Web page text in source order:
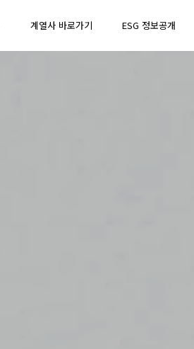
계열사 바로가기 ESG 정보공개